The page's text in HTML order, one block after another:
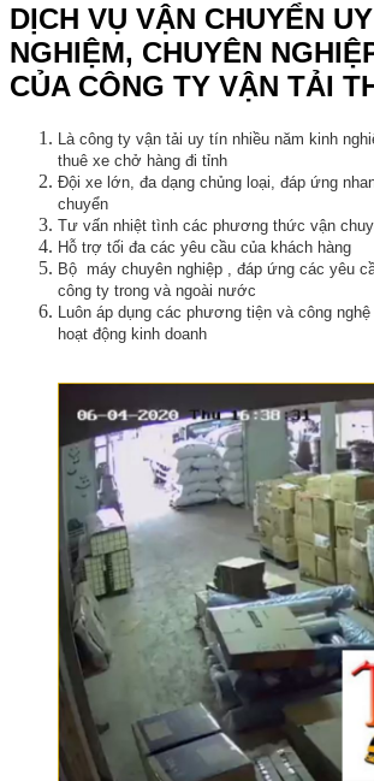
DỊCH VỤ VẬN CHUYỂN
NGHIỆM, CHUYÊN
CỦA CÔNG TY VẬN TẢI
Là công ty vận tải uy tín nhiều năm kinh
thuê xe chở hàng đi tỉnh
Đội xe lớn, đa dạng chủng loại, đáp ứng
chuyển
Tư vấn nhiệt tình các phương thức vận
Hỗ trợ tối đa các yêu cầu của khách hàng
Bộ máy chuyên nghiệp , đáp ứng các yêu
công ty trong và ngoài nước
Luôn áp dụng các phương tiện và công
hoạt động kinh doanh